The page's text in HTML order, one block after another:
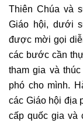
Thiên Chúa và
Giáo hội, dưới
được mời gọi
các bước cần
tham gia và
phó cho mình.
các Giáo hội địa
cấp quốc gia và